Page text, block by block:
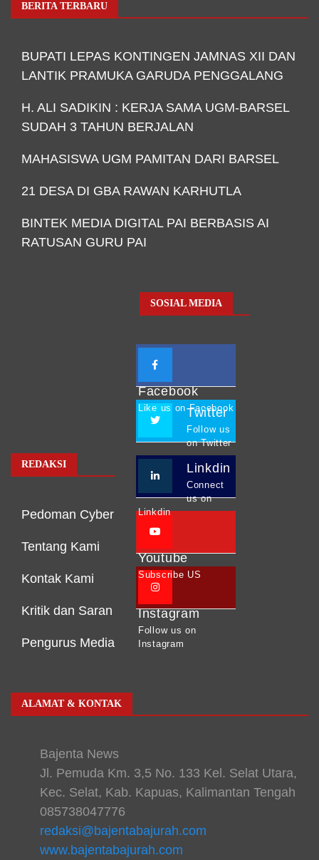
BERITA TERBARU
BUPATI LEPAS KONTINGEN JAMNAS XII DAN
LANTIK PRAMUKA GARUDA PENGGALANG
H. ALI SADIKIN : KERJA SAMA UGM-BARSEL
SUDAH 3 TAHUN BERJALAN
MAHASISWA UGM PAMITAN DARI BARSEL
21 DESA DI GBA RAWAN KARHUTLA
BINTEK MEDIA DIGITAL PAI BERBASIS AI
RATUSAN GURU PAI
REDAKSI
Pedoman Cyber
Tentang Kami
Kontak Kami
Kritik dan Saran
Pengurus Media
SOSIAL MEDIA
Facebook
Like us on Facebook
Twitter
Follow us
on Twitter
Linkdin
Connect
us on
Linkdin
Youtube
Subscribe US
Instagram
Follow us on
Instagram
ALAMAT & KONTAK
Bajenta News
Jl. Pemuda Km. 3,5 No. 133 Kel. Selat Utara,
Kec. Selat, Kab. Kapuas, Kalimantan Tengah
085738047776
redaksi@bajentabajurah.com
www.bajentabajurah.com